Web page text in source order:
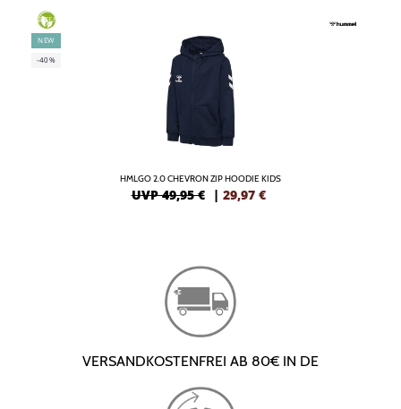
GREEN
NEW
-40%
HMLGO 2.0 CHEVRON ZIP HOODIE KIDS
UVP 49,95 € | 29,97 €
VERSANDKOSTENFREI AB 80€ IN DE